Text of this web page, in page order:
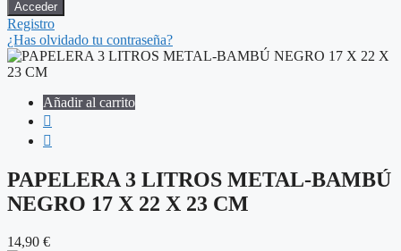
Registro
¿Has olvidado tu contraseña?
Añadir al carrito
PAPELERA 3 LITROS METAL-BAMBÚ
NEGRO 17 X 22 X 23 CM
14,90 €